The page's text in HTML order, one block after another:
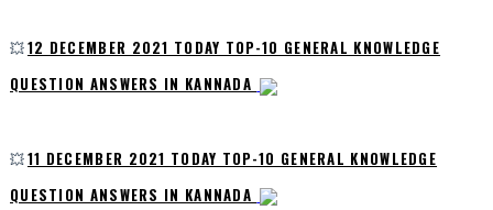
💥12 DECEMBER 2021 TODAY TOP-10 GENERAL KNOWLEDGE
QUESTION ANSWERS IN KANNADA
💥11 DECEMBER 2021 TODAY TOP-10 GENERAL KNOWLEDGE
QUESTION ANSWERS IN KANNADA